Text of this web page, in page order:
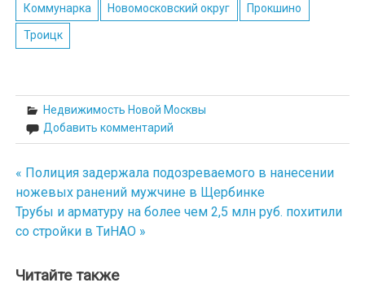
Коммунарка Новомосковский округ Прокшино
Троицк
Недвижимость Новой Москвы
Добавить комментарий
Навигация
по
записям
« Полиция задержала подозреваемого в нанесении
ножевых ранений мужчине в Щербинке
Трубы и арматуру на более чем 2,5 млн руб. похитили
со стройки в ТиНАО »
Читайте также